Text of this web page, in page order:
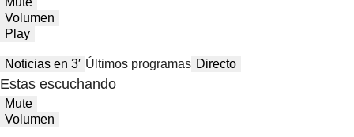
Volumen
Play
Noticias en 3′ Últimos programas Directo
Estas escuchando
Mute
Volumen